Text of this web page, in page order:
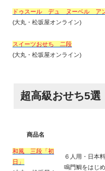
ドゥスール デュ ヌーベル ア
(大丸・松坂屋オンライン)
スイーツおせち 二段
(大丸・松坂屋オンライン)
超高級おせち5選
商品名
和風 三段「初
日」
６人用・日本
鳴門鯛をはじ